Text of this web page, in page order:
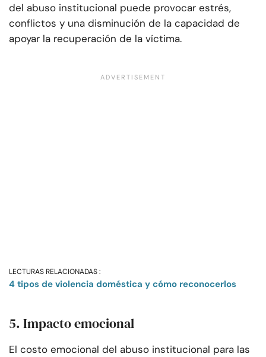
del abuso institucional puede provocar estrés,
conflictos y una disminución de la capacidad de
apoyar la recuperación de la víctima.
LECTURAS RELACIONADAS :
4 tipos de violencia doméstica y cómo reconocerlos
5. Impacto emocional
El costo emocional del abuso institucional para las